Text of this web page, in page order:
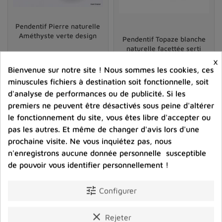
Certains passionnés de lithothérapie conseillent
réception d’un
pendentif énergétique en pierre
Nettoyer la pierre soigneusement, choisir un moment
sur la peau seraient autant d’étapes destinées à ouvrir
la pierre à sa future mission.
D’autres préfèrent accorder du temps à la
contemplation quotidienne du pendentif, méditant sur
ses couleurs et ses reflets pour renforcer la connexion à
leurs propres aspirations. Au fil du temps, ce simple
bijou s’imprègne de souvenirs, d’émotions et d’un
pouvoir symbolique presque palpable.
La popularité croissante despendentifs en pierre
imposants, bruts ou finement polis, ces accessoires
Pendentif Pierre naturelle
Améthyste verte design
Prix
43,00 €
shopping_cart  favorite_border
Pendentif Topaze blanche
naturelle facettée serti
Prix
44,00 €
shopping_cart  favorite_border
×
Bienvenue sur notre site ! Nous sommes les cookies, ces
minuscules fichiers à destination soit fonctionnelle, soit
d'analyse de performances ou de publicité. Si les
premiers ne peuvent être désactivés sous peine d'altérer
le fonctionnement du site, vous êtes libre d'accepter ou
pas les autres. Et même de changer d'avis lors d'une
prochaine visite. Ne vous inquiétez pas, nous
n'enregistrons aucune donnée personnelle susceptible
de pouvoir vous identifier personnellement !
tune Configurer
clear Rejeter